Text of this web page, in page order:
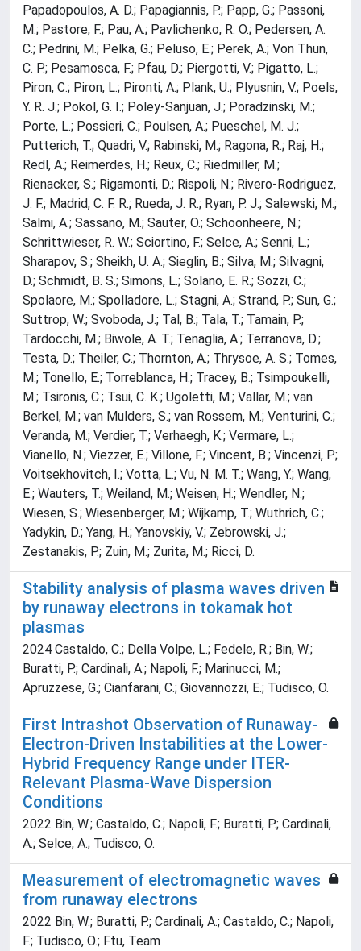
Papadopoulos, A. D.; Papagiannis, P.; Papp, G.; Passoni,
M.; Pastore, F.; Pau, A.; Pavlichenko, R. O.; Pedersen, A.
C.; Pedrini, M.; Pelka, G.; Peluso, E.; Perek, A.; Von Thun,
C. P.; Pesamosca, F.; Pfau, D.; Piergotti, V.; Pigatto, L.;
Piron, C.; Piron, L.; Pironti, A.; Plank, U.; Plyusnin, V.; Poels,
Y. R. J.; Pokol, G. I.; Poley-Sanjuan, J.; Poradzinski, M.;
Porte, L.; Possieri, C.; Poulsen, A.; Pueschel, M. J.;
Putterich, T.; Quadri, V.; Rabinski, M.; Ragona, R.; Raj, H.;
Redl, A.; Reimerdes, H.; Reux, C.; Riedmiller, M.;
Rienacker, S.; Rigamonti, D.; Rispoli, N.; Rivero-Rodriguez,
J. F.; Madrid, C. F. R.; Rueda, J. R.; Ryan, P. J.; Salewski, M.;
Salmi, A.; Sassano, M.; Sauter, O.; Schoonheere, N.;
Schrittwieser, R. W.; Sciortino, F.; Selce, A.; Senni, L.;
Sharapov, S.; Sheikh, U. A.; Sieglin, B.; Silva, M.; Silvagni,
D.; Schmidt, B. S.; Simons, L.; Solano, E. R.; Sozzi, C.;
Spolaore, M.; Spolladore, L.; Stagni, A.; Strand, P.; Sun, G.;
Suttrop, W.; Svoboda, J.; Tal, B.; Tala, T.; Tamain, P.;
Tardocchi, M.; Biwole, A. T.; Tenaglia, A.; Terranova, D.;
Testa, D.; Theiler, C.; Thornton, A.; Thrysoe, A. S.; Tomes,
M.; Tonello, E.; Torreblanca, H.; Tracey, B.; Tsimpoukelli,
M.; Tsironis, C.; Tsui, C. K.; Ugoletti, M.; Vallar, M.; van
Berkel, M.; van Mulders, S.; van Rossem, M.; Venturini, C.;
Veranda, M.; Verdier, T.; Verhaegh, K.; Vermare, L.;
Vianello, N.; Viezzer, E.; Villone, F.; Vincent, B.; Vincenzi, P.;
Voitsekhovitch, I.; Votta, L.; Vu, N. M. T.; Wang, Y.; Wang,
E.; Wauters, T.; Weiland, M.; Weisen, H.; Wendler, N.;
Wiesen, S.; Wiesenberger, M.; Wijkamp, T.; Wuthrich, C.;
Yadykin, D.; Yang, H.; Yanovskiy, V.; Zebrowski, J.;
Zestanakis, P.; Zuin, M.; Zurita, M.; Ricci, D.
Stability analysis of plasma waves driven
by runaway electrons in tokamak hot
plasmas
2024 Castaldo, C.; Della Volpe, L.; Fedele, R.; Bin, W.;
Buratti, P.; Cardinali, A.; Napoli, F.; Marinucci, M.;
Apruzzese, G.; Cianfarani, C.; Giovannozzi, E.; Tudisco, O.
First Intrashot Observation of Runaway-
Electron-Driven Instabilities at the Lower-
Hybrid Frequency Range under ITER-
Relevant Plasma-Wave Dispersion
Conditions
2022 Bin, W.; Castaldo, C.; Napoli, F.; Buratti, P.; Cardinali,
A.; Selce, A.; Tudisco, O.
Measurement of electromagnetic waves
from runaway electrons
2022 Bin, W.; Buratti, P.; Cardinali, A.; Castaldo, C.; Napoli,
F.; Tudisco, O.; Ftu, Team